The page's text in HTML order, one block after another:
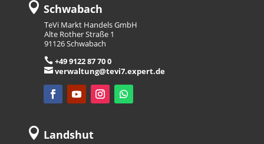
 Schwabach
TeVi Markt Handels GmbH
Alte Rother Straße 1
91126 Schwabach
 +49 9122 87 70 0
 verwaltung@tevi7.expert.de
 Landshut